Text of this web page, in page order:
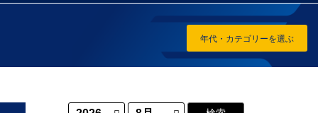
年代・カテゴリーを選ぶ